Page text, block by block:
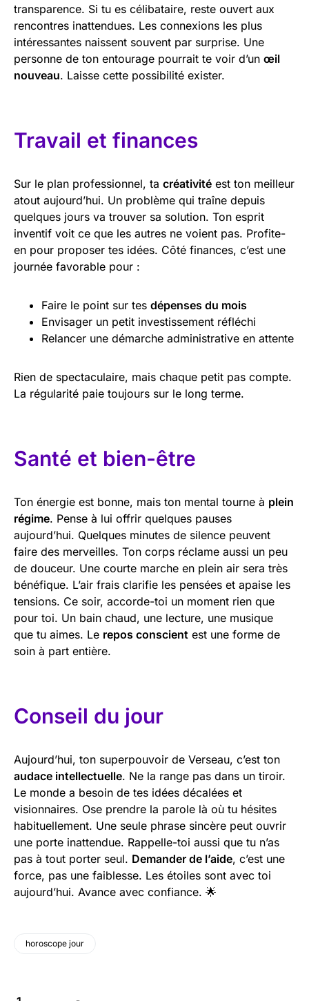
transparence. Si tu es célibataire, reste ouvert aux
rencontres inattendues. Les connexions les plus
intéressantes naissent souvent par surprise. Une
personne de ton entourage pourrait te voir d’un œil
nouveau. Laisse cette possibilité exister.
Travail et finances
Sur le plan professionnel, ta créativité est ton meilleur
atout aujourd’hui. Un problème qui traîne depuis
quelques jours va trouver sa solution. Ton esprit
inventif voit ce que les autres ne voient pas. Profite-
en pour proposer tes idées. Côté finances, c’est une
journée favorable pour :
Faire le point sur tes dépenses du mois
Envisager un petit investissement réfléchi
Relancer une démarche administrative en attente
Rien de spectaculaire, mais chaque petit pas compte.
La régularité paie toujours sur le long terme.
Santé et bien-être
Ton énergie est bonne, mais ton mental tourne à plein
régime. Pense à lui offrir quelques pauses
aujourd’hui. Quelques minutes de silence peuvent
faire des merveilles. Ton corps réclame aussi un peu
de douceur. Une courte marche en plein air sera très
bénéfique. L’air frais clarifie les pensées et apaise les
tensions. Ce soir, accorde-toi un moment rien que
pour toi. Un bain chaud, une lecture, une musique
que tu aimes. Le repos conscient est une forme de
soin à part entière.
Conseil du jour
Aujourd’hui, ton superpouvoir de Verseau, c’est ton
audace intellectuelle. Ne la range pas dans un tiroir.
Le monde a besoin de tes idées décalées et
visionnaires. Ose prendre la parole là où tu hésites
habituellement. Une seule phrase sincère peut ouvrir
une porte inattendue. Rappelle-toi aussi que tu n’as
pas à tout porter seul. Demander de l’aide, c’est une
force, pas une faiblesse. Les étoiles sont avec toi
aujourd’hui. Avance avec confiance. 🌟
horoscope jour